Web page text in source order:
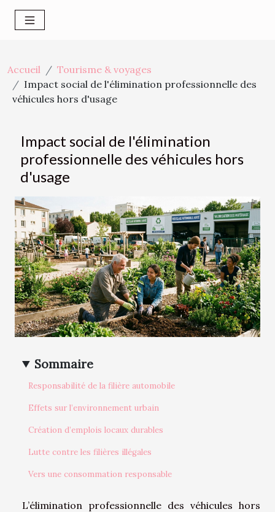
Accueil
Tourisme & voyages
Impact social de l'élimination professionnelle des
véhicules hors d'usage
Impact social de l'élimination
professionnelle des véhicules hors
d'usage
Sommaire
Responsabilité de la filière automobile
Effets sur l’environnement urbain
Création d’emplois locaux durables
Lutte contre les filières illégales
Vers une consommation responsable
L’élimination professionnelle des véhicules hors